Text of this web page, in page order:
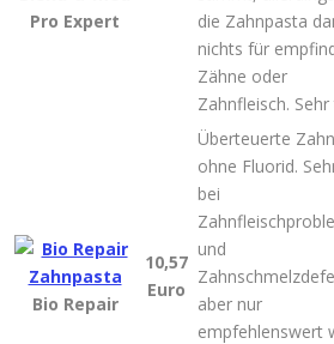
Pro Expert
die Zahnpasta
nichts für
Zähne oder
Zahnfleisch.
Bio Repair
10,57
Euro
Überteuerte
ohne Fluorid.
bei
und
aber nur
empfehlenswert